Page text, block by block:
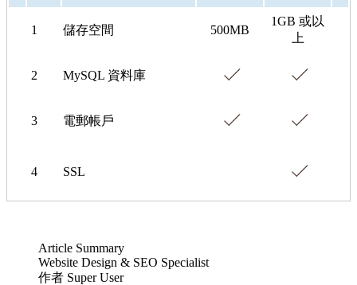
1 儲存空間 500MB
1GB 或以
上
2 MySQL 資料庫
3 電郵帳戶
4 SSL
Article Summary
Website Design & SEO Specialist
作者 Super User